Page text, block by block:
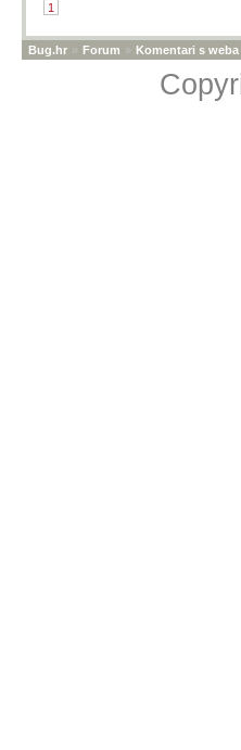
1
Bug.hr » Forum » Komentari s weba